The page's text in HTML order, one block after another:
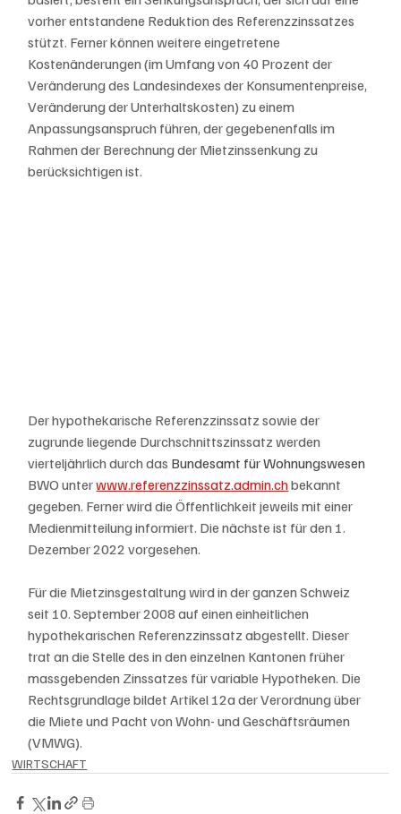
vorher entstandene Reduktion des Referenzzinssatzes
stützt. Ferner können weitere eingetretene
Kostenänderungen (im Umfang von 40 Prozent der
Veränderung des Landesindexes der Konsumentenpreise,
Veränderung der Unterhaltskosten) zu einem
Anpassungsanspruch führen, der gegebenenfalls im
Rahmen der Berechnung der Mietzinssenkung zu
berücksichtigen ist.
Der hypothekarische Referenzzinssatz sowie der
zugrunde liegende Durchschnittszinssatz werden
vierteljährlich durch das Bundesamt für Wohnungswesen
BWO unter www.referenzzinssatz.admin.ch bekannt
gegeben. Ferner wird die Öffentlichkeit jeweils mit einer
Medienmitteilung informiert. Die nächste ist für den 1.
Dezember 2022 vorgesehen.
Für die Mietzinsgestaltung wird in der ganzen Schweiz
seit 10. September 2008 auf einen einheitlichen
hypothekarischen Referenzzinssatz abgestellt. Dieser
trat an die Stelle des in den einzelnen Kantonen früher
massgebenden Zinssatzes für variable Hypotheken. Die
Rechtsgrundlage bildet Artikel 12a der Verordnung über
die Miete und Pacht von Wohn- und Geschäftsräumen
(VMWG).
WIRTSCHAFT